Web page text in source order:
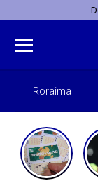
Roraima